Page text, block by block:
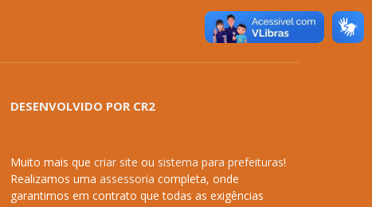
DESENVOLVIDO POR CR2
Muito mais que criar site ou sistema para prefeituras!
Realizamos uma assessoria completa, onde
garantimos em contrato que todas as exigências